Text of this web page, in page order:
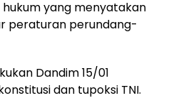
yang menyatakan
peraturan perundang-
Dandim 15/01
dan tupoksi TNI.